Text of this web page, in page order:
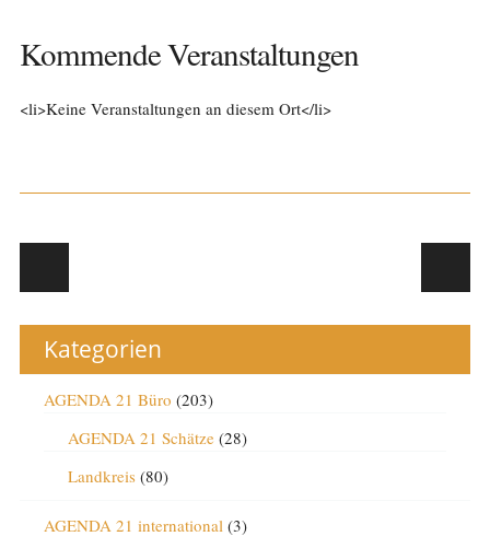
Kommende Veranstaltungen
<li>Keine Veranstaltungen an diesem Ort</li>
Post navigation
Kategorien
AGENDA 21 Büro (203)
AGENDA 21 Schätze(28)
Landkreis(80)
AGENDA 21 international(3)